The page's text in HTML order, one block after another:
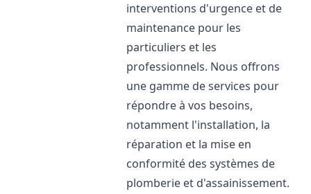
interventions d'urgence et de
maintenance pour les
particuliers et les
professionnels. Nous offrons
une gamme de services pour
répondre à vos besoins,
notamment l'installation, la
réparation et la mise en
conformité des systèmes de
plomberie et d'assainissement.